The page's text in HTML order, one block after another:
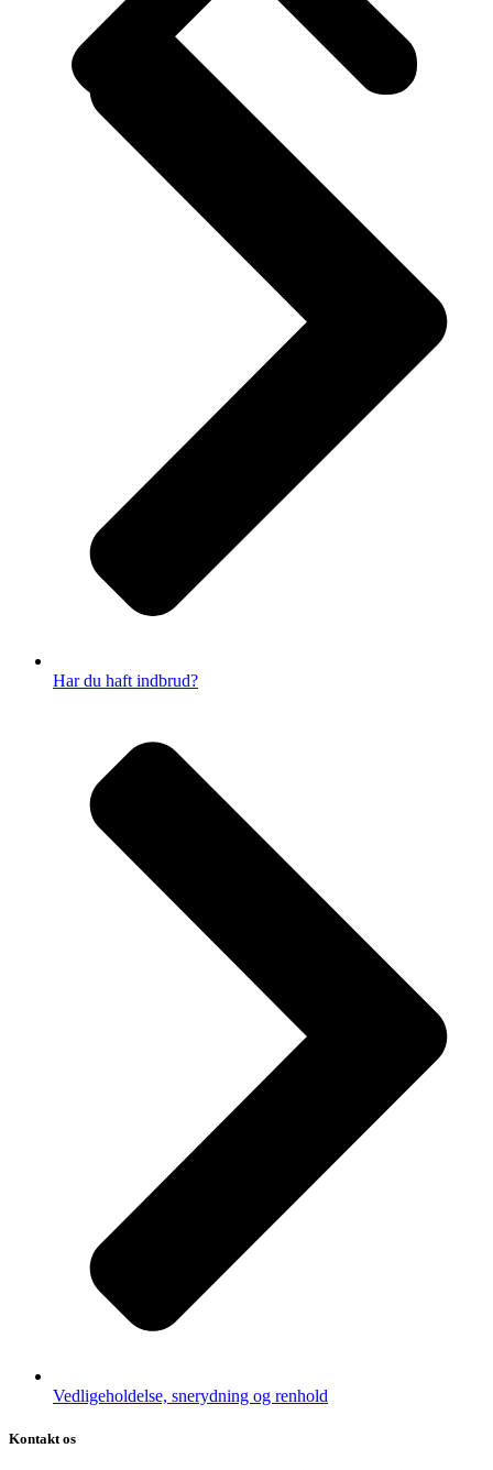
Har du haft indbrud?
Vedligeholdelse, snerydning og renhold
Kontakt os